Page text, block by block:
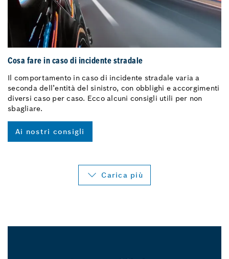
Cosa fare in caso di incidente stradale
Il comportamento in caso di incidente stradale varia a
seconda dell’entità del sinistro, con obblighi e accorgimenti
diversi caso per caso. Ecco alcuni consigli utili per non
sbagliare.
Ai nostri consigli
Carica più